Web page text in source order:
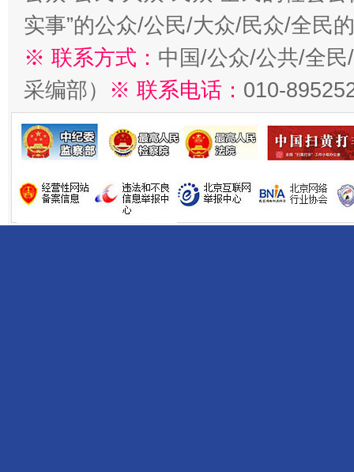
实事”的公众/公民/大众/民众/全民
※ 联系方式： 中国/公众/公共/全
采编部） ※ 联系电话： 010-